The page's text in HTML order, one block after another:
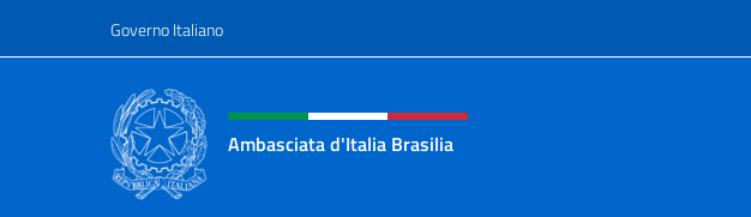
Governo Italiano
Intestazione sito, social e menù
Ambasciata d'Italia Brasilia